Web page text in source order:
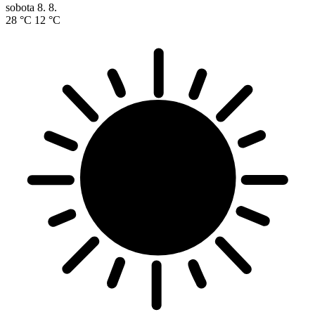
sobota 8. 8.
28 °C 12 °C